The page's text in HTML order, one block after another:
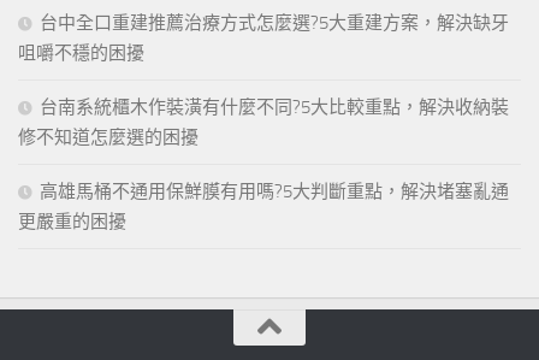
台中全口重建推薦治療方式怎麼選?5大重建方案，解決缺牙
咀嚼不穩的困擾
台南系統櫃木作裝潢有什麼不同?5大比較重點，解決收納裝
修不知道怎麼選的困擾
高雄馬桶不通用保鮮膜有用嗎?5大判斷重點，解決堵塞亂通
更嚴重的困擾